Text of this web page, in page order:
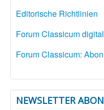
Editorische Richtlinien
Forum Classicum
Forum Classicum:
NEWSLETTER